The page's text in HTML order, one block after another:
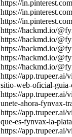
https://in.pinterest.
https://in.pinterest.
https://in.pinterest.
https://hackmd.io/
https://hackmd.io/
https://hackmd.io/
https://hackmd.io/
https://hackmd.io/
https://app.trupeer.ai/
sitio-web-oficial-guia-
https://app.trupeer.ai/
unete-ahora-fynvax-
https://app.trupeer.ai/
que-es-fynvax-la-
https://app.trupeer.ai/